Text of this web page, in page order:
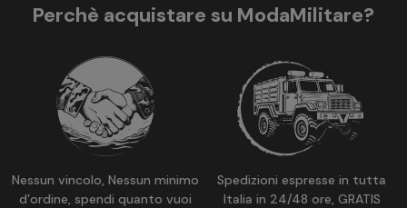
Perchè acquistare su ModaMilitare?
Nessun vincolo, Nessun minimo
d’ordine, spendi quanto vuoi
Spedizioni espresse in tutta
Italia in 24/48 ore, GRATIS